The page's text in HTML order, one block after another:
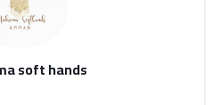
soft hands